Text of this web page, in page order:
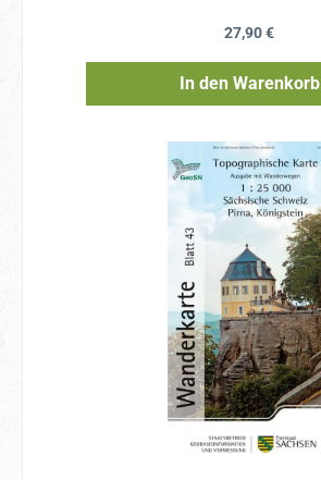
Regulärer Preis:
27,90 €
In den Warenkorb